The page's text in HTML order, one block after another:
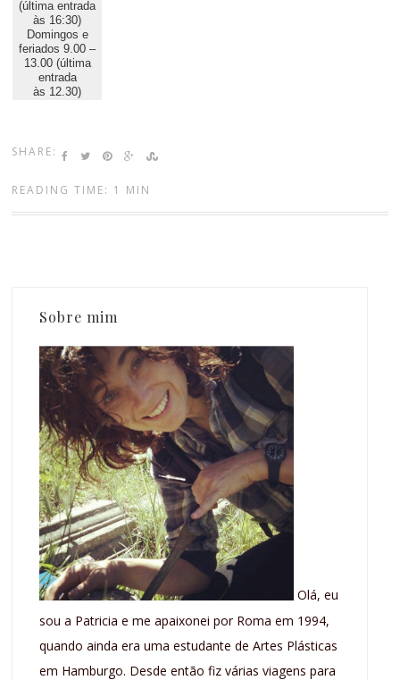
(última entrada
às 16:30)
Domingos e
feriados 9.00 –
13.00 (última
entrada
às 12.30)
SHARE:
READING TIME: 1 MIN
Sobre mim
Olá, eu
sou a Patricia e me apaixonei por Roma em 1994,
quando ainda era uma estudante de Artes Plásticas
em Hamburgo. Desde então fiz várias viagens para